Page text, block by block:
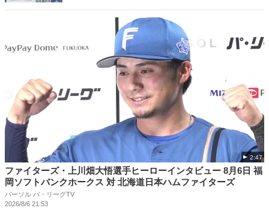
2:47
ファイターズ・上川畑大悟選手ヒーローインタビュー 8月6日 福
岡ソフトバンクホークス 対 北海道日本ハムファイターズ
パーソル パ・リーグTV
2026/8/6 21:53